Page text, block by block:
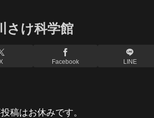
さけ科学館
Facebook LINE
稿はお休みです。